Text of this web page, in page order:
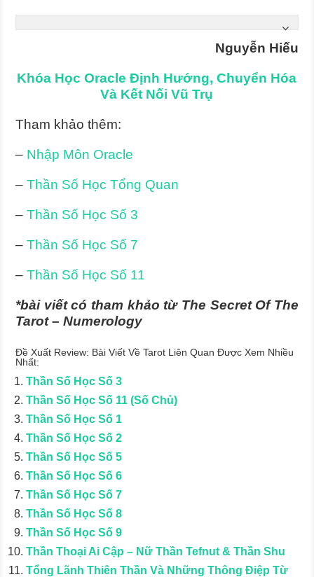
Nguyễn Hiếu
Khóa Học Oracle Định Hướng, Chuyển Hóa
Và Kết Nối Vũ Trụ
Tham khảo thêm:
– Nhập Môn Oracle
–Thần Số Học Tổng Quan
–Thần Số Học Số 3
–Thần Số Học Số 7
–Thần Số Học Số 11
*bài viết có tham khảo từ The Secret Of The
Tarot – Numerology
Đề Xuất Review: Bài Viết Về Tarot Liên Quan Được Xem Nhiều
Nhất:
Thần Số Học Số 3
Thần Số Học Số 11 (Số Chủ)
Thần Số Học Số 1
Thần Số Học Số 2
Thần Số Học Số 5
Thần Số Học Số 6
Thần Số Học Số 7
Thần Số Học Số 8
Thần Số Học Số 9
Thần Thoại Ai Cập – Nữ Thần Tefnut & Thần Shu
Tổng Lãnh Thiên Thần Và Những Thông Điệp Từ